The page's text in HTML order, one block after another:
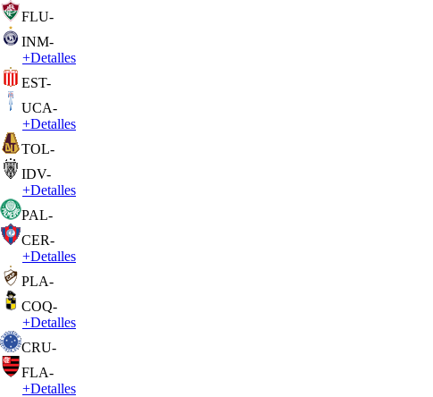
FLU-
INM-
+Detalles
EST-
UCA-
+Detalles
TOL-
IDV-
+Detalles
PAL-
CER-
+Detalles
PLA-
COQ-
+Detalles
CRU-
FLA-
+Detalles